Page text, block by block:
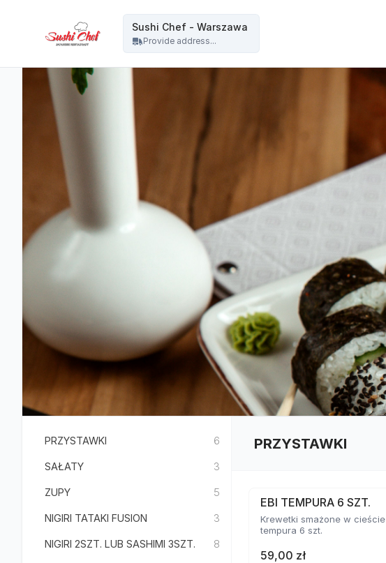
Sushi Chef - Warszawa
Provide address...
PRZYSTAWKI 6
SAŁATY 3
ZUPY 5
NIGIRI TATAKI FUSION 3
NIGIRI 2SZT. LUB SASHIMI 3SZT. 8
PRZYSTAWKI
EBI TEMPURA 6 SZT.
Krewetki smażone w cieście
tempura 6 szt.
59,00 zł